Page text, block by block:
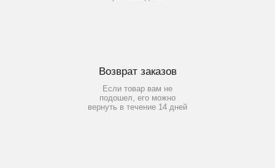
Возврат заказов
Если товар вам не
подошел, его можно
вернуть в течение 14 дней